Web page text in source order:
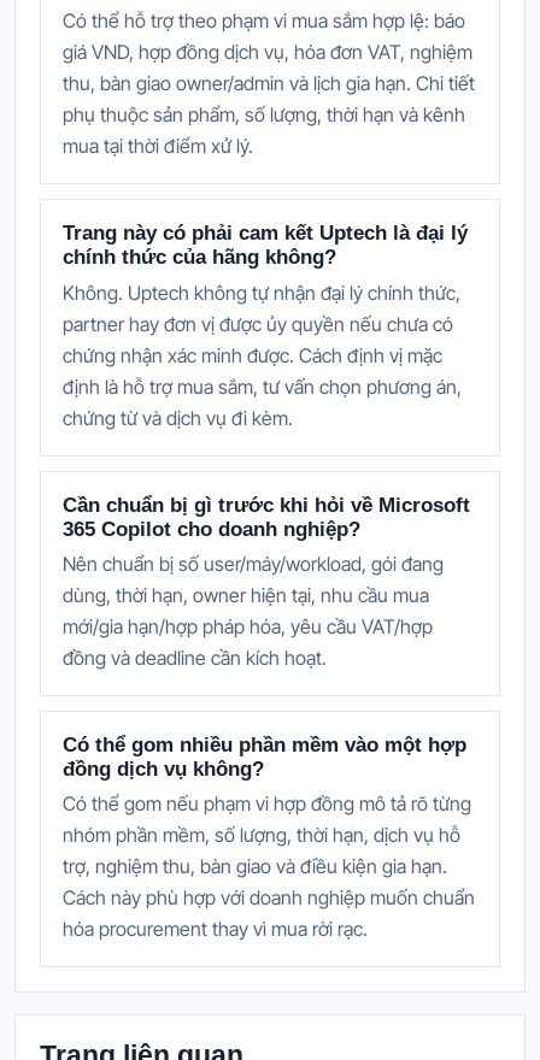
Có thể hỗ trợ theo phạm vi mua sắm hợp lệ: báo
giá VND, hợp đồng dịch vụ, hóa đơn VAT, nghiệm
thu, bàn giao owner/admin và lịch gia hạn. Chi tiết
phụ thuộc sản phẩm, số lượng, thời hạn và kênh
mua tại thời điểm xử lý.
Trang này có phải cam kết Uptech là đại lý
chính thức của hãng không?
Không. Uptech không tự nhận đại lý chính thức,
partner hay đơn vị được ủy quyền nếu chưa có
chứng nhận xác minh được. Cách định vị mặc
định là hỗ trợ mua sắm, tư vấn chọn phương án,
chứng từ và dịch vụ đi kèm.
Cần chuẩn bị gì trước khi hỏi về Microsoft
365 Copilot cho doanh nghiệp?
Nên chuẩn bị số user/máy/workload, gói đang
dùng, thời hạn, owner hiện tại, nhu cầu mua
mới/gia hạn/hợp pháp hóa, yêu cầu VAT/hợp
đồng và deadline cần kích hoạt.
Có thể gom nhiều phần mềm vào một hợp
đồng dịch vụ không?
Có thể gom nếu phạm vi hợp đồng mô tả rõ từng
nhóm phần mềm, số lượng, thời hạn, dịch vụ hỗ
trợ, nghiệm thu, bàn giao và điều kiện gia hạn.
Cách này phù hợp với doanh nghiệp muốn chuẩn
hóa procurement thay vì mua rời rạc.